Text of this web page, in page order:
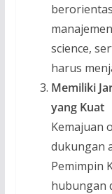
science,
harus
Memiliki
yang Kuat
Kemajuan
dukungan
Pemimpin
hubungan